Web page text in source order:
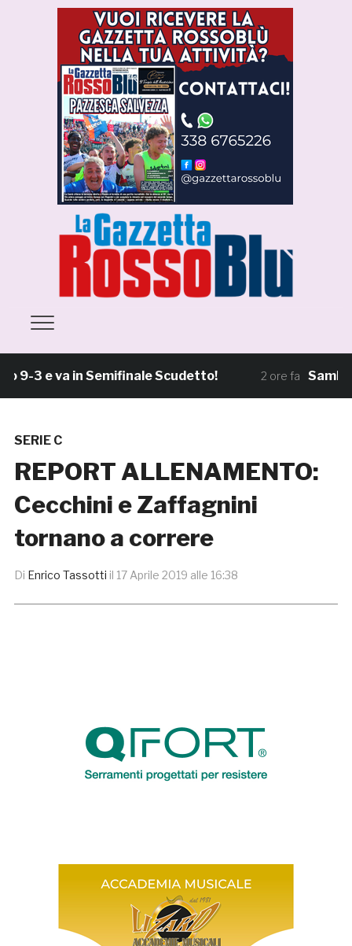
3 e va in Semifinale Scudetto! 2 ore fa Samb,
SERIE C
REPORT ALLENAMENTO:
Cecchini e Zaffagnini
tornano a correre
Di Enrico Tassotti il 17 Aprile 2019 alle 16:38